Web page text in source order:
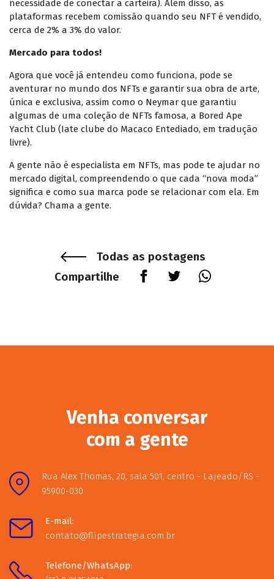
necessidade de conectar a carteira). Além disso, as
plataformas recebem comissão quando seu NFT é vendido,
cerca de 2% a 3% do valor.
Mercado para todos!
Agora que você já entendeu como funciona, pode se
aventurar no mundo dos NFTs e garantir sua obra de arte,
única e exclusiva, assim como o Neymar que garantiu
algumas de uma coleção de NFTs famosa, a Bored Ape
Yacht Club (Iate clube do Macaco Entediado, em tradução
livre).
A gente não é especialista em NFTs, mas pode te ajudar no
mercado digital, compreendendo o que cada “nova moda”
significa e como sua marca pode se relacionar com ela. Em
dúvida? Chama a gente.
Todas as postagens
Compartilhe
Venha conversar
com a gente
Rua Alex Thomas, 20, sala 501, centro - Lajeado/RS -
95900-030
E-mail:
contato@flipestrategia.com.br
Telefone/WhatsApp: